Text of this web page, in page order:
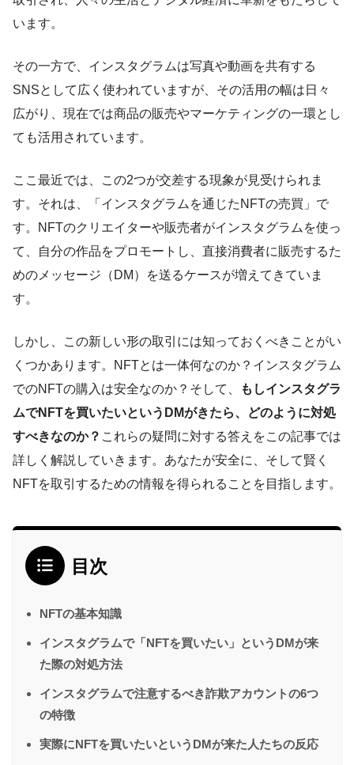
います。
その一方で、インスタグラムは写真や動画を共有する
SNSとして広く使われていますが、その活用の幅は日々
広がり、現在では商品の販売やマーケティングの一環とし
ても活用されています。
ここ最近では、この2つが交差する現象が見受けられま
す。それは、「インスタグラムを通じたNFTの売買」で
す。NFTのクリエイターや販売者がインスタグラムを使っ
て、自分の作品をプロモートし、直接消費者に販売するた
めのメッセージ（DM）を送るケースが増えてきていま
す。
しかし、この新しい形の取引には知っておくべきことがい
くつかあります。NFTとは一体何なのか？インスタグラム
でのNFTの購入は安全なのか？そして、
もしインスタグラ
ムでNFTを買いたいというDMがきたら、どのように対処
すべきなのか？ これらの疑問に対する答えをこの記事では
詳しく解説していきます。あなたが安全に、そして賢く
NFTを取引するための情報を得られることを目指します。
目次
NFTの基本知識
インスタグラムで「NFTを買いたい」というDMが来
た際の対処方法
インスタグラムで注意するべき詐欺アカウントの6つ
の特徴
実際にNFTを買いたいというDMが来た人たちの反応